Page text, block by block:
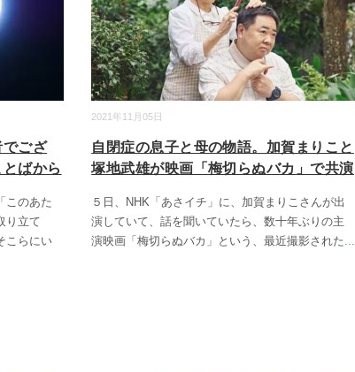
でござ
ばから
このあた
り立て
こらにい
2021年11月05日
自閉症の息子と母の物語。加賀まりこと
塚地武雄が映画「梅切らぬバカ」で共演
５日、NHK「あさイチ」に、加賀まりこさんが出
演していて、話を聞いていたら、数十年ぶりの主
演映画「梅切らぬバカ」という、最近撮影された...